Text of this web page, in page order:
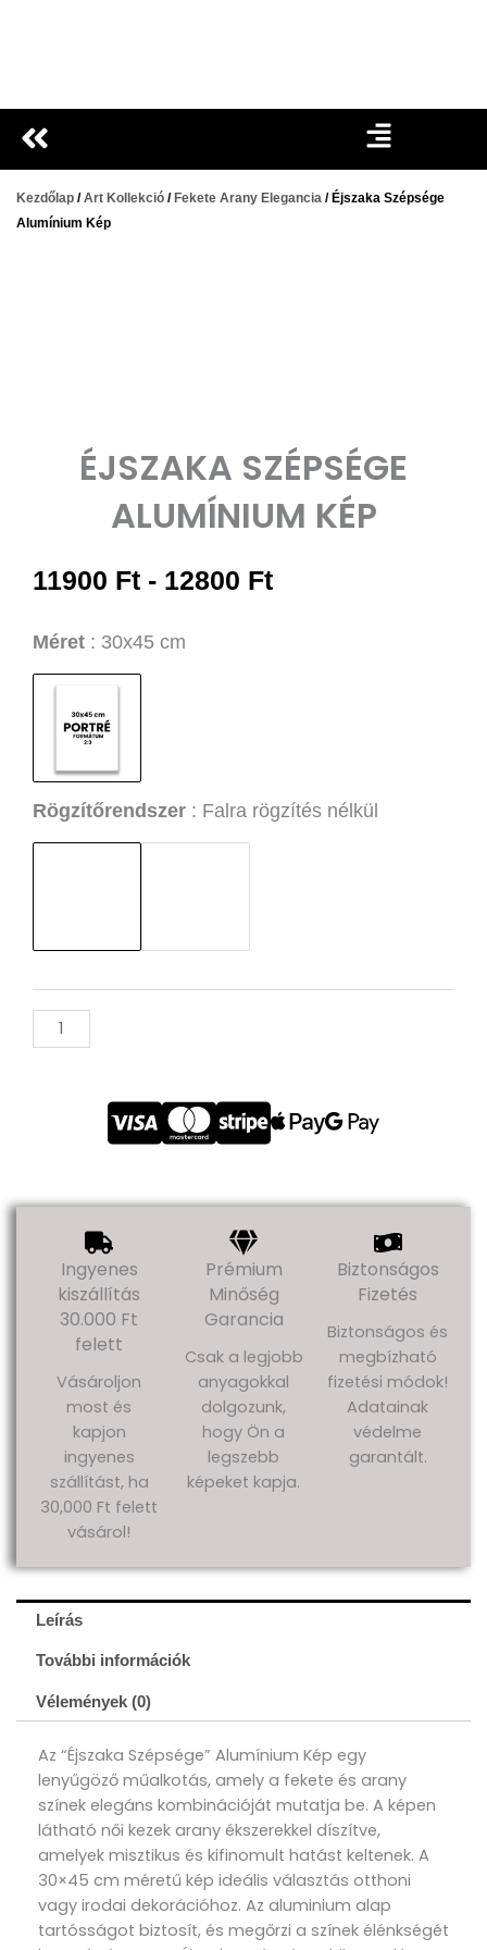
Kezdőlap /Art Kollekció / Fekete Arany Elegancia / Éjszaka Szépsége
Alumínium Kép
ÉJSZAKA SZÉPSÉGE
ALUMÍNIUM KÉP
11900 Ft - 12800 FtÁrkategória:
Méret 30x45 cm
Rögzítőrendszer Falra rögzítés nélkül
Éjszaka
Alumínium
mennyiség
Ingyenes
kiszállítás
30.000 Ft
felett
Vásároljon
most és
kapjon
ingyenes
szállítást, ha
30,000 Ft felett
vásárol!
Prémium
Minőség
Garancia
Csak a legjobb
anyagokkal
dolgozunk,
hogy Ön a
legszebb
képeket kapja.
Biztonságos
Fizetés
Biztonságos és
megbízható
fizetési módok!
Adatainak
védelme
garantált.
Leírás
További információk
Vélemények (0)
Az “Éjszaka Szépsége” Alumínium Kép egy
lenyűgöző műalkotás, amely a fekete és arany
színek elegáns kombinációját mutatja be. A képen
látható női kezek arany ékszerekkel díszítve,
amelyek misztikus és kifinomult hatást keltenek. A
30×45 cm méretű kép ideális választás otthoni
vagy irodai dekorációhoz. Az aluminium alap
tartósságot biztosít, és megőrzi a színek élénkségét